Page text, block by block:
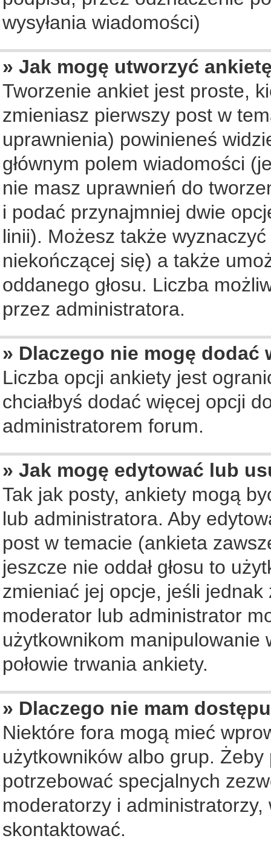
wysyłania wiadomości)
» Jak mogę utworzyć
Tworzenie ankiet jest proste,
zmieniasz pierwszy post w
uprawnienia) powinieneś
głównym polem wiadomości
nie masz uprawnień do
i podać przynajmniej dwie
linii). Możesz także
niekończącej się) a także
oddanego głosu. Liczba
przez administratora.
» Dlaczego nie mogę
Liczba opcji ankiety jest
chciałbyś dodać więcej opcji
administratorem forum.
» Jak mogę edytować lub
Tak jak posty, ankiety mogą
lub administratora. Aby
post w temacie (ankieta
jeszcze nie oddał głosu to
zmieniać jej opcje, jeśli jednak
moderator lub administrator
użytkownikom
połowie trwania ankiety.
» Dlaczego nie mam
Niektóre fora mogą mieć
użytkowników albo grup.
potrzebować specjalnych
moderatorzy i
skontaktować.